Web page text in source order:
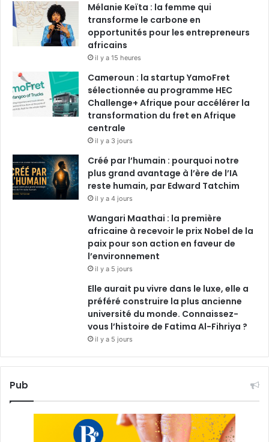
b
o
o
k
e
d
i
n
u
b
a
g
a
m
Mélanie Keïta : la femme qui
transforme le carbone en
opportunités pour les entrepreneurs
africains
il y a 15 heures
Cameroun : la startup YamoFret
sélectionnée au programme HEC
Challenge+ Afrique pour accélérer la
transformation du fret en Afrique
centrale
il y a 3 jours
Créé par l’humain : pourquoi notre
plus grand avantage à l’ère de l’IA
reste humain, par Edward Tatchim
il y a 4 jours
Wangari Maathai : la première
africaine à recevoir le prix Nobel de la
paix pour son action en faveur de
l’environnement
il y a 5 jours
Elle aurait pu vivre dans le luxe, elle a
préféré construire la plus ancienne
université du monde. Connaissez-
vous l’histoire de Fatima Al-Fihriya ?
il y a 5 jours
Pub